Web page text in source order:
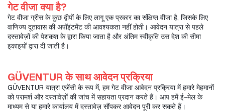
गेट वीजा क्या है?
गेट वीजा ग्रीस के कुछ द्वीपों के लिए लागू एक प्रकार का संक्षिप्त वीजा है, जिसके लिए
वाणिज्य दूतावास की अपॉइंटमेंट की आवश्यकता नहीं होती। आवेदन यात्रा से पहले
दस्तावेज़ों की पेशकश के द्वारा किया जाता है और अंतिम स्वीकृति उस देश की सीमा
इकाइयों द्वारा दी जाती है।
GÜVENTUR के साथ आवेदन प्रक्रिया
GÜVENTUR यात्रा एजेंसी के रूप में, हम गेट वीजा आवेदन प्रक्रिया में हमारे मेहमानों
को परामर्श और दस्तावेज़ों की जांच में सहायता प्रदान करते हैं। आप हमें ई-मेल के
माध्यम से या हमारे कार्यालय में दस्तावेज़ सौंपकर आवेदन पूरी कर सकते हैं।